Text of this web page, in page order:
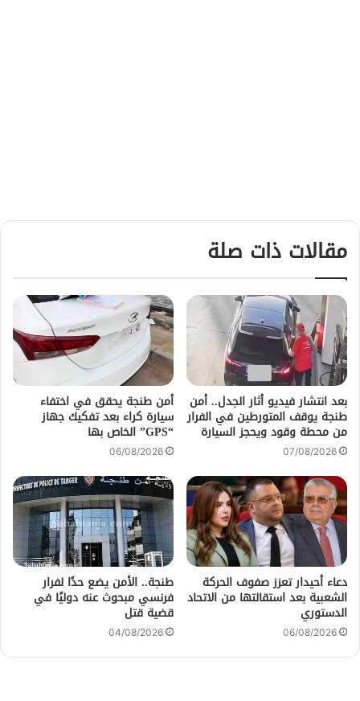
مقالات ذات صلة
بعد انتشار فيديو أثار الجدل.. أمن
طنجة يوقف المتورطين في الفرار
من محطة وقود ويحجز السيارة
07/08/2026
أمن طنجة يحقق في اختفاء
سيارة كراء بعد تفكيك جهاز
“GPS” الخاص بها
06/08/2026
دعاء أحيدار تعزز صفوف الحركة
الشعبية بعد استقالتها من الاتحاد
الدستوري
06/08/2026
طنجة.. الأمن يضع حدًا لفرار
فرنسي مبحوث عنه دوليًا في
قضية قتل
04/08/2026